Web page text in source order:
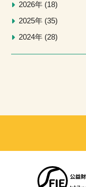
2026年
18
2025年 35
2024年
28